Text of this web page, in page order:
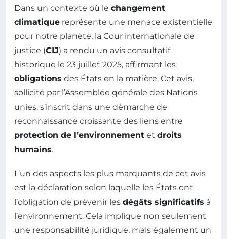
Dans un contexte où le changement
climatique représente une menace existentielle
pour notre planète, la Cour internationale de
justice (CIJ) a rendu un avis consultatif
historique le 23 juillet 2025, affirmant les
obligations des États en la matière. Cet avis,
sollicité par l’Assemblée générale des Nations
unies, s’inscrit dans une démarche de
reconnaissance croissante des liens entre
protection de l’environnement et droits
humains.
L’un des aspects les plus marquants de cet avis
est la déclaration selon laquelle les États ont
l’obligation de prévenir les dégâts significatifs à
l’environnement. Cela implique non seulement
une responsabilité juridique, mais également un